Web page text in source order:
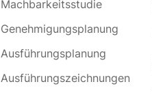
Machbarkeitsstudie
Genehmigungsplanung
Ausführungsplanung
Ausführungszeichnungen